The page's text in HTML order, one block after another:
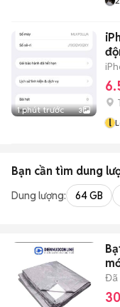
1 phút trước 3
l
Bạn cần tìm dung
Dung lượng: 64 GB
Đã